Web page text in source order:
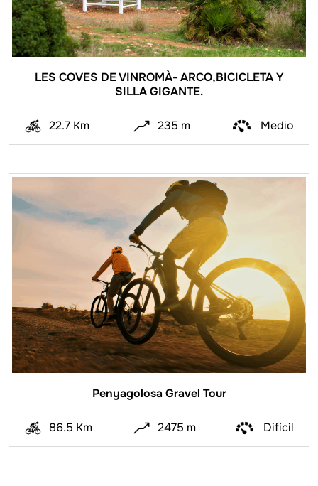
LES COVES DE VINROMÀ- ARCO,BICICLETA Y
SILLA GIGANTE.
22.7 Km 235 m Medio
Penyagolosa Gravel Tour
86.5 Km 2475 m Difícil